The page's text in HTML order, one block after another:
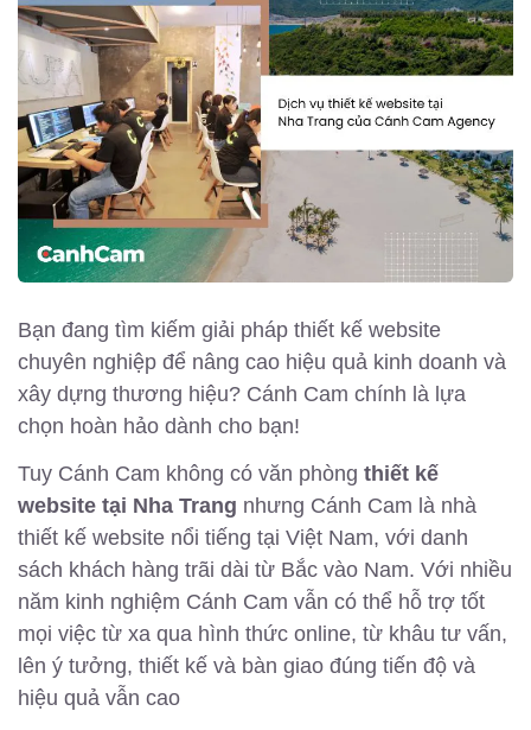
Bạn đang tìm kiếm giải pháp thiết kế website
chuyên nghiệp để nâng cao hiệu quả kinh doanh và
xây dựng thương hiệu? Cánh Cam chính là lựa
chọn hoàn hảo dành cho bạn!
Tuy Cánh Cam không có văn phòng thiết kế
website tại Nha Trang nhưng Cánh Cam là nhà
thiết kế website nổi tiếng tại Việt Nam, với danh
sách khách hàng trãi dài từ Bắc vào Nam. Với nhiều
năm kinh nghiệm Cánh Cam vẫn có thể hỗ trợ tốt
mọi việc từ xa qua hình thức online, từ khâu tư vấn,
lên ý tưởng, thiết kế và bàn giao đúng tiến độ và
hiệu quả vẫn cao